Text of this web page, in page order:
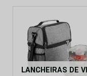
LANCHEIRAS DE